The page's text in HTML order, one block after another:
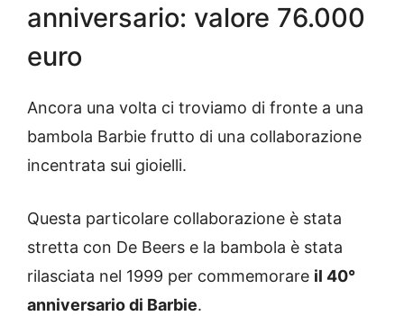
anniversario: valore 76.000
euro
Ancora una volta ci troviamo di fronte a una
bambola Barbie frutto di una collaborazione
incentrata sui gioielli.
Questa particolare collaborazione è stata
stretta con De Beers e la bambola è stata
rilasciata nel 1999 per commemorare il 40°
anniversario di Barbie.